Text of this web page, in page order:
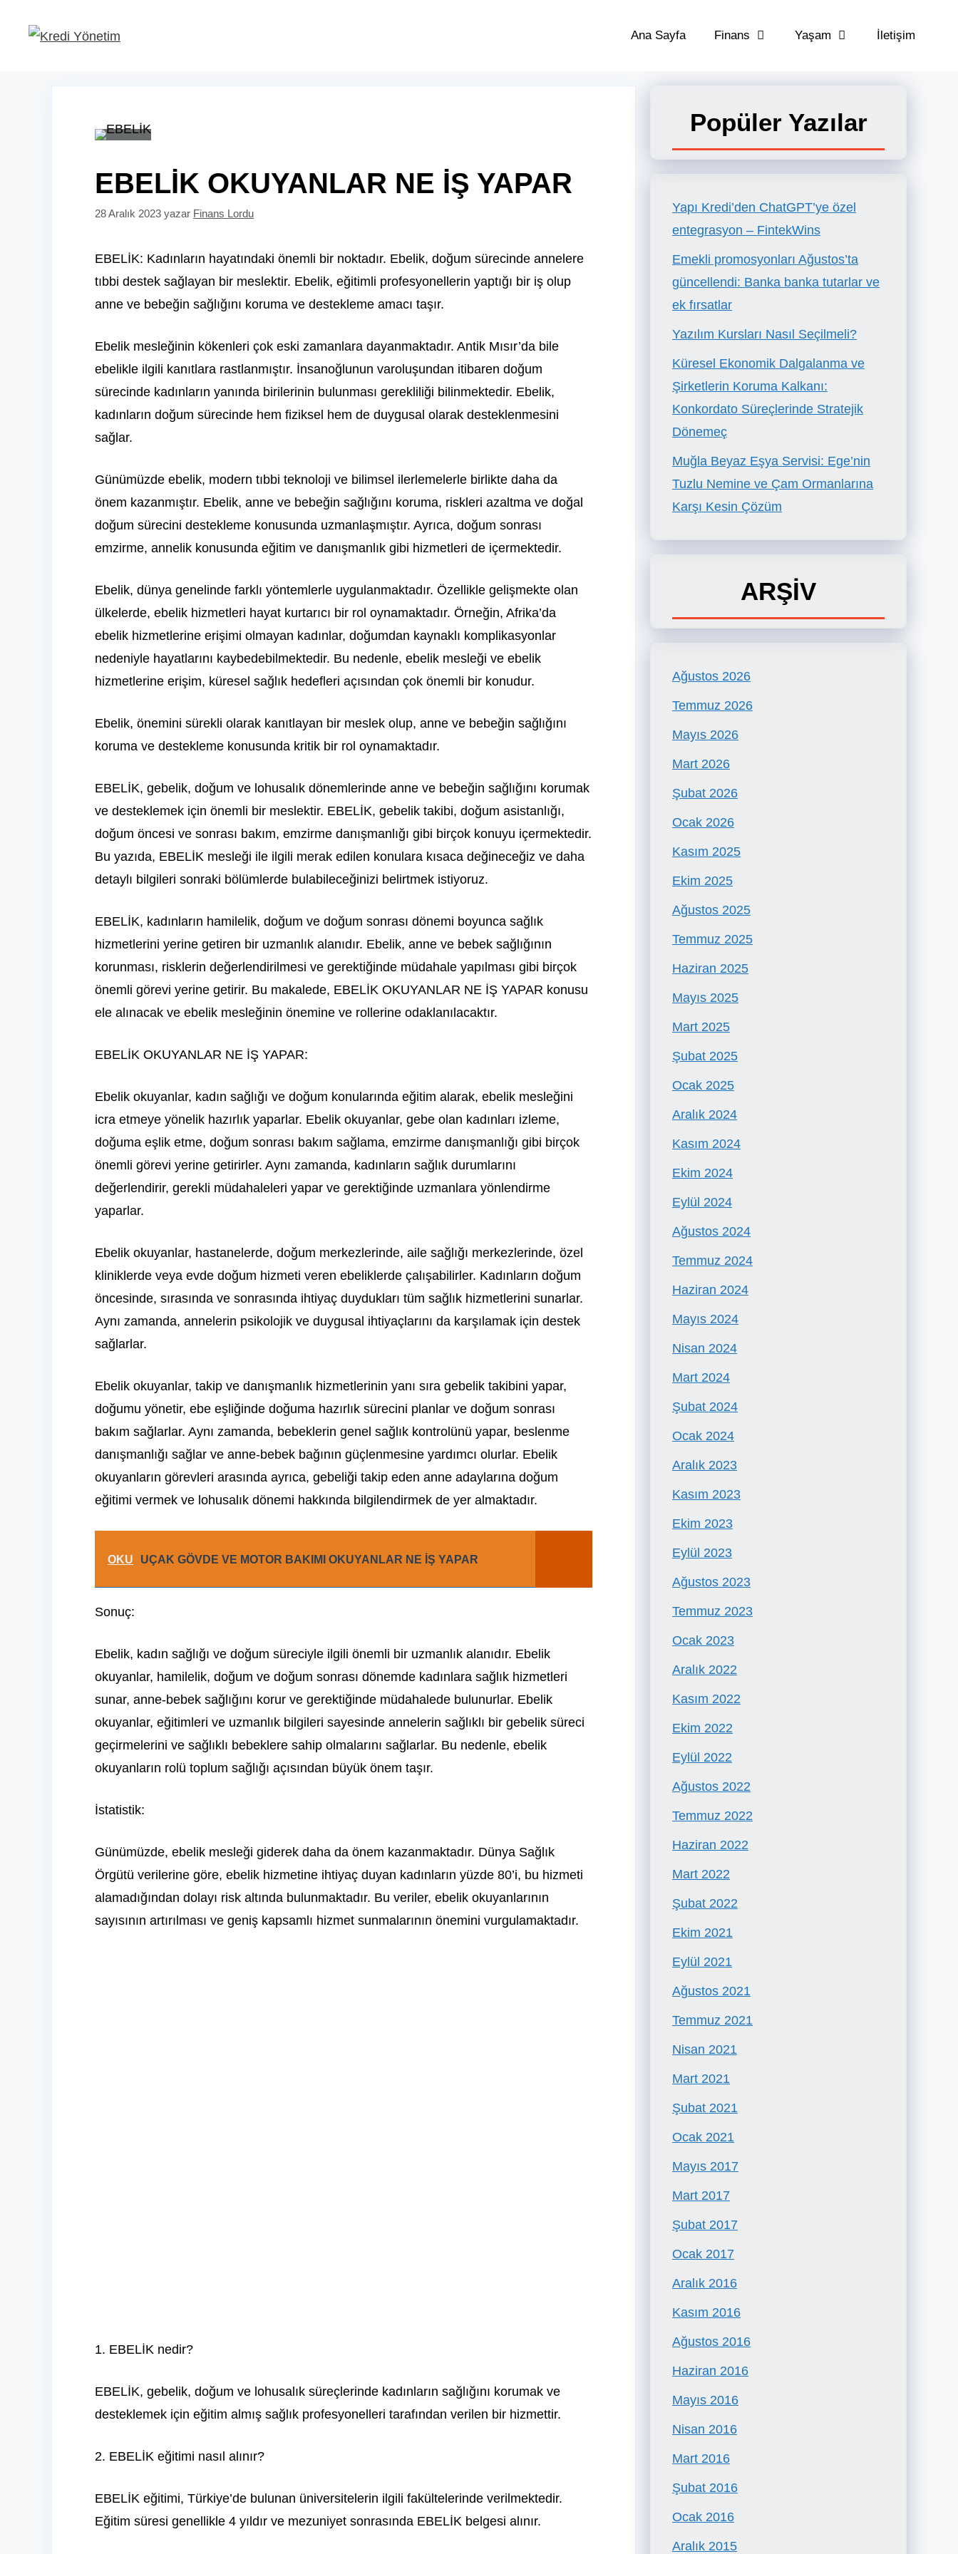
Ana Sayfa Finans Yaşam İletişim
EBELİK OKUYANLAR NE İŞ YAPAR
28 Aralık 2023 yazar Finans Lordu
EBELİK: Kadınların hayatındaki önemli bir noktadır. Ebelik, doğum sürecinde annelere
tıbbi destek sağlayan bir meslektir. Ebelik, eğitimli profesyonellerin yaptığı bir iş olup
anne ve bebeğin sağlığını koruma ve destekleme amacı taşır.
Ebelik mesleğinin kökenleri çok eski zamanlara dayanmaktadır. Antik Mısır’da bile
ebelikle ilgili kanıtlara rastlanmıştır. İnsanoğlunun varoluşundan itibaren doğum
sürecinde kadınların yanında birilerinin bulunması gerekliliği bilinmektedir. Ebelik,
kadınların doğum sürecinde hem fiziksel hem de duygusal olarak desteklenmesini
sağlar.
Günümüzde ebelik, modern tıbbi teknoloji ve bilimsel ilerlemelerle birlikte daha da
önem kazanmıştır. Ebelik, anne ve bebeğin sağlığını koruma, riskleri azaltma ve doğal
doğum sürecini destekleme konusunda uzmanlaşmıştır. Ayrıca, doğum sonrası
emzirme, annelik konusunda eğitim ve danışmanlık gibi hizmetleri de içermektedir.
Ebelik, dünya genelinde farklı yöntemlerle uygulanmaktadır. Özellikle gelişmekte olan
ülkelerde, ebelik hizmetleri hayat kurtarıcı bir rol oynamaktadır. Örneğin, Afrika’da
ebelik hizmetlerine erişimi olmayan kadınlar, doğumdan kaynaklı komplikasyonlar
nedeniyle hayatlarını kaybedebilmektedir. Bu nedenle, ebelik mesleği ve ebelik
hizmetlerine erişim, küresel sağlık hedefleri açısından çok önemli bir konudur.
Ebelik, önemini sürekli olarak kanıtlayan bir meslek olup, anne ve bebeğin sağlığını
koruma ve destekleme konusunda kritik bir rol oynamaktadır.
EBELİK, gebelik, doğum ve lohusalık dönemlerinde anne ve bebeğin sağlığını korumak
ve desteklemek için önemli bir meslektir. EBELİK, gebelik takibi, doğum asistanlığı,
doğum öncesi ve sonrası bakım, emzirme danışmanlığı gibi birçok konuyu içermektedir.
Bu yazıda, EBELİK mesleği ile ilgili merak edilen konulara kısaca değineceğiz ve daha
detaylı bilgileri sonraki bölümlerde bulabileceğinizi belirtmek istiyoruz.
EBELİK, kadınların hamilelik, doğum ve doğum sonrası dönemi boyunca sağlık
hizmetlerini yerine getiren bir uzmanlık alanıdır. Ebelik, anne ve bebek sağlığının
korunması, risklerin değerlendirilmesi ve gerektiğinde müdahale yapılması gibi birçok
önemli görevi yerine getirir. Bu makalede, EBELİK OKUYANLAR NE İŞ YAPAR konusu
ele alınacak ve ebelik mesleğinin önemine ve rollerine odaklanılacaktır.
EBELİK OKUYANLAR NE İŞ YAPAR:
Ebelik okuyanlar, kadın sağlığı ve doğum konularında eğitim alarak, ebelik mesleğini
icra etmeye yönelik hazırlık yaparlar. Ebelik okuyanlar, gebe olan kadınları izleme,
doğuma eşlik etme, doğum sonrası bakım sağlama, emzirme danışmanlığı gibi birçok
önemli görevi yerine getirirler. Aynı zamanda, kadınların sağlık durumlarını
değerlendirir, gerekli müdahaleleri yapar ve gerektiğinde uzmanlara yönlendirme
yaparlar.
Ebelik okuyanlar, hastanelerde, doğum merkezlerinde, aile sağlığı merkezlerinde, özel
kliniklerde veya evde doğum hizmeti veren ebeliklerde çalışabilirler. Kadınların doğum
öncesinde, sırasında ve sonrasında ihtiyaç duydukları tüm sağlık hizmetlerini sunarlar.
Aynı zamanda, annelerin psikolojik ve duygusal ihtiyaçlarını da karşılamak için destek
sağlarlar.
Ebelik okuyanlar, takip ve danışmanlık hizmetlerinin yanı sıra gebelik takibini yapar,
doğumu yönetir, ebe eşliğinde doğuma hazırlık sürecini planlar ve doğum sonrası
bakım sağlarlar. Aynı zamanda, bebeklerin genel sağlık kontrolünü yapar, beslenme
danışmanlığı sağlar ve anne-bebek bağının güçlenmesine yardımcı olurlar. Ebelik
okuyanların görevleri arasında ayrıca, gebeliği takip eden anne adaylarına doğum
eğitimi vermek ve lohusalık dönemi hakkında bilgilendirmek de yer almaktadır.
OKU UÇAK GÖVDE VE MOTOR BAKIMI OKUYANLAR NE İŞ YAPAR
Sonuç:
Ebelik, kadın sağlığı ve doğum süreciyle ilgili önemli bir uzmanlık alanıdır. Ebelik
okuyanlar, hamilelik, doğum ve doğum sonrası dönemde kadınlara sağlık hizmetleri
sunar, anne-bebek sağlığını korur ve gerektiğinde müdahalede bulunurlar. Ebelik
okuyanlar, eğitimleri ve uzmanlık bilgileri sayesinde annelerin sağlıklı bir gebelik süreci
geçirmelerini ve sağlıklı bebeklere sahip olmalarını sağlarlar. Bu nedenle, ebelik
okuyanların rolü toplum sağlığı açısından büyük önem taşır.
İstatistik:
Günümüzde, ebelik mesleği giderek daha da önem kazanmaktadır. Dünya Sağlık
Örgütü verilerine göre, ebelik hizmetine ihtiyaç duyan kadınların yüzde 80’i, bu hizmeti
alamadığından dolayı risk altında bulunmaktadır. Bu veriler, ebelik okuyanlarının
sayısının artırılması ve geniş kapsamlı hizmet sunmalarının önemini vurgulamaktadır.
1. EBELİK nedir?
EBELİK, gebelik, doğum ve lohusalık süreçlerinde kadınların sağlığını korumak ve
desteklemek için eğitim almış sağlık profesyonelleri tarafından verilen bir hizmettir.
2. EBELİK eğitimi nasıl alınır?
EBELİK eğitimi, Türkiye’de bulunan üniversitelerin ilgili fakültelerinde verilmektedir.
Eğitim süresi genellikle 4 yıldır ve mezuniyet sonrasında EBELİK belgesi alınır.
Popüler Yazılar
Yapı Kredi’den ChatGPT’ye özel
entegrasyon – FintekWins
Emekli promosyonları Ağustos’ta
güncellendi: Banka banka tutarlar ve
ek fırsatlar
Yazılım Kursları Nasıl Seçilmeli?
Küresel Ekonomik Dalgalanma ve
Şirketlerin Koruma Kalkanı:
Konkordato Süreçlerinde Stratejik
Dönemeç
Muğla Beyaz Eşya Servisi: Ege’nin
Tuzlu Nemine ve Çam Ormanlarına
Karşı Kesin Çözüm
ARŞİV
Ağustos 2026
Temmuz 2026
Mayıs 2026
Mart 2026
Şubat 2026
Ocak 2026
Kasım 2025
Ekim 2025
Ağustos 2025
Temmuz 2025
Haziran 2025
Mayıs 2025
Mart 2025
Şubat 2025
Ocak 2025
Aralık 2024
Kasım 2024
Ekim 2024
Eylül 2024
Ağustos 2024
Temmuz 2024
Haziran 2024
Mayıs 2024
Nisan 2024
Mart 2024
Şubat 2024
Ocak 2024
Aralık 2023
Kasım 2023
Ekim 2023
Eylül 2023
Ağustos 2023
Temmuz 2023
Ocak 2023
Aralık 2022
Kasım 2022
Ekim 2022
Eylül 2022
Ağustos 2022
Temmuz 2022
Haziran 2022
Mart 2022
Şubat 2022
Ekim 2021
Eylül 2021
Ağustos 2021
Temmuz 2021
Nisan 2021
Mart 2021
Şubat 2021
Ocak 2021
Mayıs 2017
Mart 2017
Şubat 2017
Ocak 2017
Aralık 2016
Kasım 2016
Ağustos 2016
Haziran 2016
Mayıs 2016
Nisan 2016
Mart 2016
Şubat 2016
Ocak 2016
Aralık 2015